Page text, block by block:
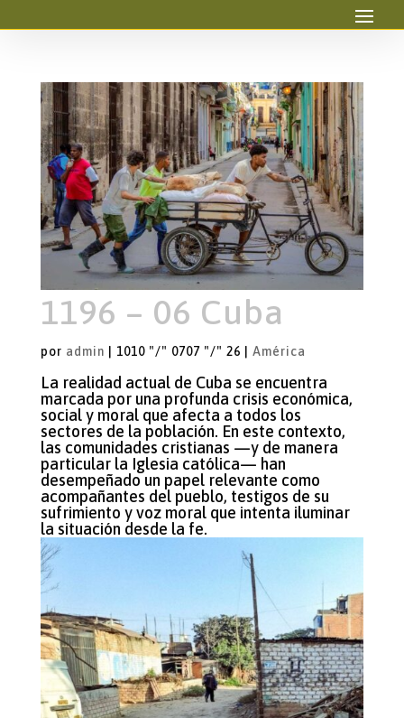
1196 – 06 Cuba
por admin 1010 "/" 0707 "/" 26 América
La realidad actual de Cuba se encuentra
marcada por una profunda crisis económica,
social y moral que afecta a todos los
sectores de la población. En este contexto,
las comunidades cristianas —y de manera
particular la Iglesia católica— han
desempeñado un papel relevante como
acompañantes del pueblo, testigos de su
sufrimiento y voz moral que intenta iluminar
la situación desde la fe.